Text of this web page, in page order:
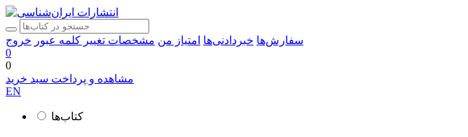
سفارش‌ها خبردادنی‌ها امتیاز من مشخصات تغییر کلمه عبور خروج
0
0
مشاهده و پرداخت سبد خرید
EN
کتاب‌ها